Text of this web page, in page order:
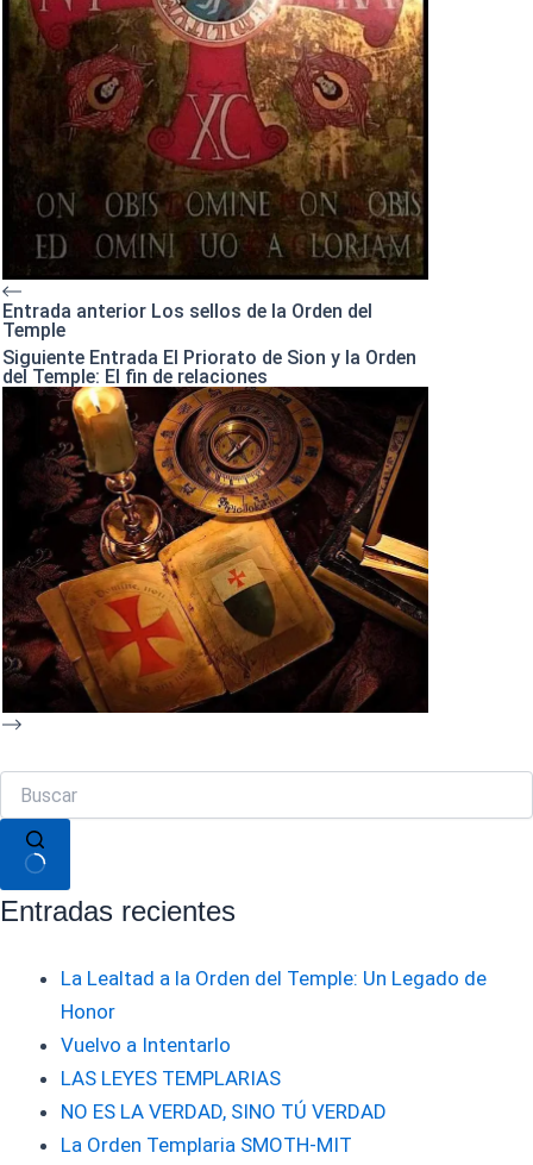
Entrada anterior Los sellos de la Orden del
Temple
Siguiente Entrada El Priorato de Sion y la Orden
del Temple: El fin de relaciones
Sin
Entradas recientes
La Lealtad a la Orden del Temple: Un Legado de
Honor
Vuelvo a Intentarlo
LAS LEYES TEMPLARIAS
NO ES LA VERDAD, SINO TÚ VERDAD
La Orden Templaria SMOTH-MIT